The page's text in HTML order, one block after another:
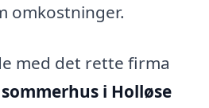
omkostninger.
med det rette firma
i Holløse